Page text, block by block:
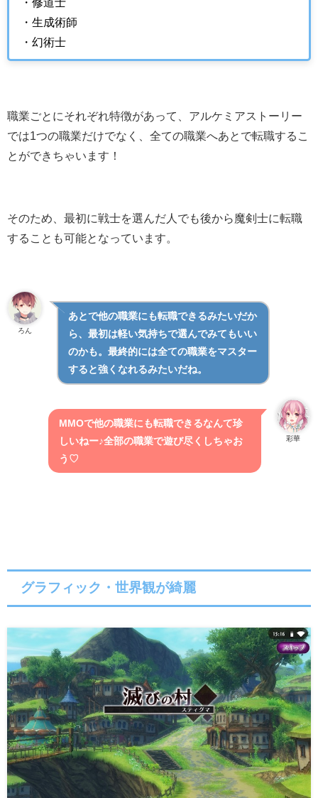
・生成術師
・幻術士
職業ごとにそれぞれ特徴があって、アルケミアストーリー
では1つの職業だけでなく、全ての職業へあとで転職するこ
とができちゃいます！
そのため、最初に戦士を選んだ人でも後から魔剣士に転職
することも可能となっています。
ろん
あとで他の職業にも転職できるみたいだか
ら、最初は軽い気持ちで選んでみてもいい
のかも。最終的には全ての職業をマスター
すると強くなれるみたいだね。
彩華
MMOで他の職業にも転職できるなんて珍
しいねー♪全部の職業で遊び尽くしちゃお
う♡
グラフィック・世界観が綺麗